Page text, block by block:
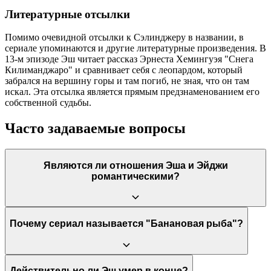
Литературные отсылки
Помимо очевидной отсылки к Сэлинджеру в названии, в
сериале упоминаются и другие литературные произведения. В
13-м эпизоде Эш читает рассказ Эрнеста Хемингуэя "Снега
Килиманджаро" и сравнивает себя с леопардом, который
забрался на вершину горы и там погиб, не зная, что он там
искал. Эта отсылка является прямым предзнаменованием его
собственной судьбы.
Часто задаваемые вопросы
Являются ли отношения Эша и Эйджи
романтическими?
Сериал не дает однозначного ответа, оставляя это на
дружбы или романтики; это родство душ. Хотя прямого
романтического или сексуального взаимодействия нет, их
глубокая эмоциональная привязанность, преданность и слова
Почему сериал называется "Банановая рыба"?